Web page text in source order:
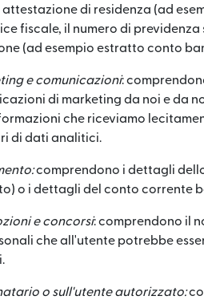
di residenza (ad
fiscale, il numero di
(ad esempio estratto conto
e comunicazioni:
di marketing da noi e da
che riceviamo
di dati analitici.
comprendono i dettagli
o i dettagli del conto corrente
e concorsi: comprendono il
che all'utente potrebbe
o sull'utente autorizzato: